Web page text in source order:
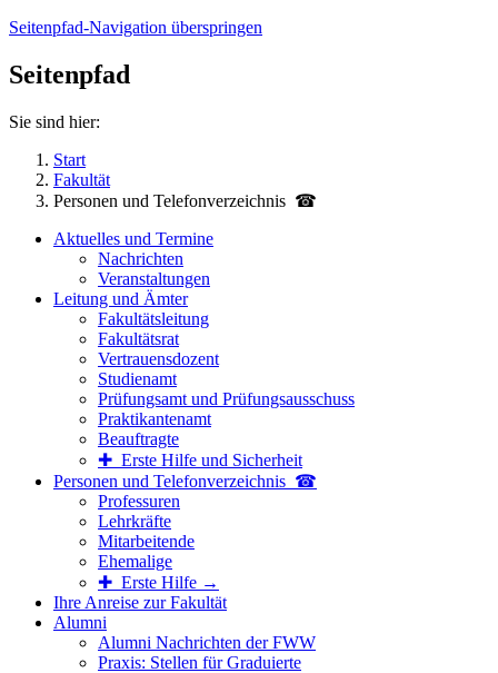
Seitenpfad-Navigation überspringen
Seitenpfad
Sie sind hier:
Start
Fakultät
Personen und Telefon­verzeichnis ☎
Aktuelles und Termine
Nachrichten
Veranstaltungen
Leitung und Ämter
Fakultätsleitung
Fakultätsrat
Vertrauensdozent
Studienamt
Prüfungsamt und Prüfungsausschuss
Praktikantenamt
Beauftragte
✚ Erste Hilfe und Sicherheit
Personen und Telefon­verzeichnis ☎
Professuren
Lehrkräfte
Mitarbeitende
Ehemalige
✚ Erste Hilfe →
Ihre Anreise zur Fakultät
Alumni
Alumni Nachrichten der FWW
Praxis: Stellen für Graduierte